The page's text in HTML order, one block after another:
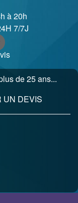
à 20h
7/7J
de 25 ans...
UN DEVIS